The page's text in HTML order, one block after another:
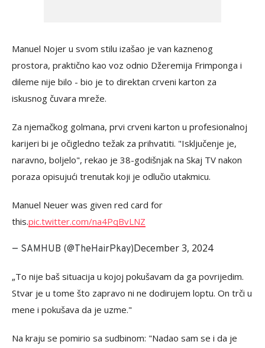
Manuel Nojer u svom stilu izašao je van kaznenog
prostora, praktično kao voz odnio Džeremija Frimponga i
dileme nije bilo - bio je to direktan crveni karton za
iskusnog čuvara mreže.
Za njemačkog golmana, prvi crveni karton u profesionalnoj
karijeri bi je očigledno težak za prihvatiti. "Isključenje je,
naravno, boljelo", rekao je 38-godišnjak na Skaj TV nakon
poraza opisujući trenutak koji je odlučio utakmicu.
Manuel Neuer was given red card for
this.pic.twitter.com/na4PqBvLNZ
— SAMHUB️ (@TheHairPkay)December 3, 2024
„To nije baš situacija u kojoj pokušavam da ga povrijedim.
Stvar je u tome što zapravo ni ne dodirujem loptu. On trči u
mene i pokušava da je uzme."
Na kraju se pomirio sa sudbinom: "Nadao sam se i da je